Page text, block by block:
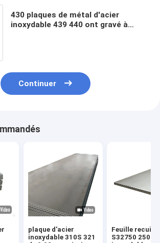
430 plaques de métal d'acier
inoxydable 439 440 ont gravé à
Continuer
plaque d'acier
inoxydable 310S 321
Feuille recuite
S32750 2507